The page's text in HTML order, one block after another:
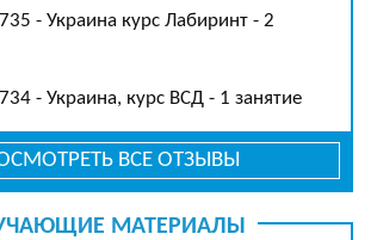
- Украина курс Лабиринт - 2
- Украина, курс ВСД - 1 занятие
ВСЕ ОТЗЫВЫ
МАТЕРИАЛЫ